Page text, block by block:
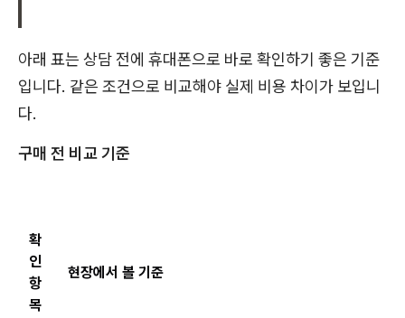
아래 표는 상담 전에 휴대폰으로 바로 확인하기 좋은 기준
입니다. 같은 조건으로 비교해야 실제 비용 차이가 보입니
다.
구매 전 비교 기준
확
인
항
목
현장에서 볼 기준